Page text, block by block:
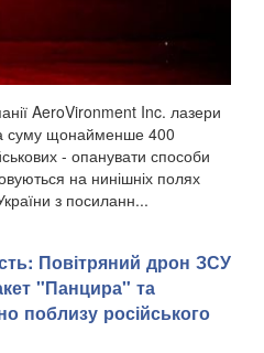
AeroVironment Inc. лазери
суму щонайменше 400
- опанувати способи
на нинішніх полях
з посиланн...
Повітряний дрон ЗСУ
"Панцира" та
поблизу російського